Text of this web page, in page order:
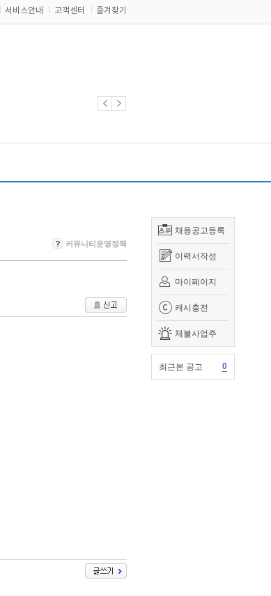
서비스안내 고객센터 즐겨찾기
채용공고등록
이력서작성
마이페이지
캐시충전
체불사업주
최근본 공고 0
커뮤니티운영정책